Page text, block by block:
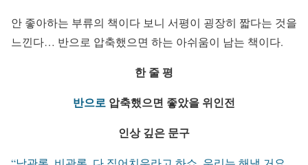
안 좋아하는 부류의 책이다 보니 서평이 굉장히 짧다는 것을
느낀다… 반으로 압축했으면 하는 아쉬움이 남는 책이다.
한 줄평
반으로 압축했으면 좋았을 위인전
인상 깊은 문구